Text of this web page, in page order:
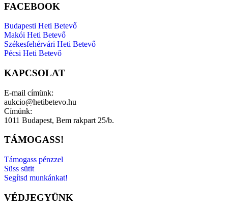
FACEBOOK
Budapesti Heti Betevő
Makói Heti Betevő
Székesfehérvári Heti Betevő
Pécsi Heti Betevő
KAPCSOLAT
E-mail címünk:
aukcio@hetibetevo.hu
Címünk:
1011 Budapest, Bem rakpart 25/b.
TÁMOGASS!
Támogass pénzzel
Süss sütit
Segítsd munkánkat!
VÉDJEGYÜNK